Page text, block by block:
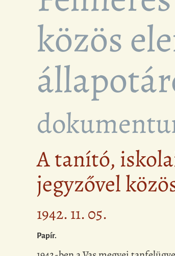
közös
A tanító,
jegyzővel
1942. 11. 05.
Papír.